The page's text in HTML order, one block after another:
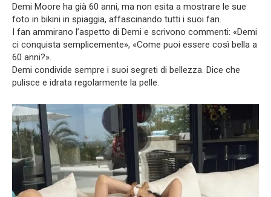
Demi Moore ha già 60 anni, ma non esita a mostrare le sue
foto in bikini in spiaggia, affascinando tutti i suoi fan.
I fan ammirano l’aspetto di Demi e scrivono commenti: «Demi
ci conquista semplicemente», «Come puoi essere così bella a
60 anni?».
Demi condivide sempre i suoi segreti di bellezza. Dice che
pulisce e idrata regolarmente la pelle.